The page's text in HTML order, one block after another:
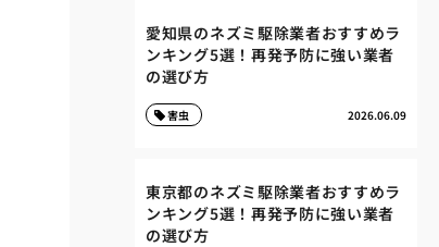
愛知県のネズミ駆除業者おすすめラ
ンキング5選！再発予防に強い業者
の選び方
2026.06.09
害虫
東京都のネズミ駆除業者おすすめラ
ンキング5選！再発予防に強い業者
の選び方